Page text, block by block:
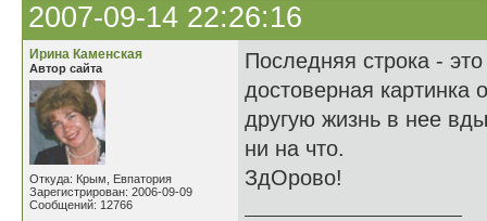
2007-09-14 22:26:16
Ирина Каменская
Автор сайта
Откуда: Крым, Евпатория
Зарегистрирован: 2006-09-09
Сообщений: 12766
Последняя строка -
достоверная картинка
другую жизнь в нее
ни на что.
ЗдОрово!